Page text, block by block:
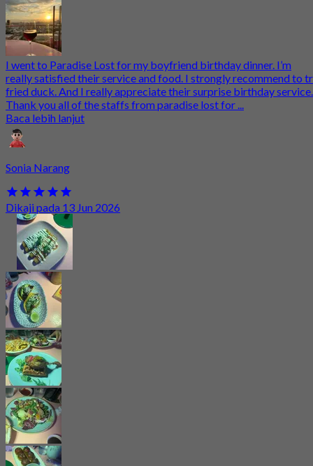
I went to Paradise Lost for my boyfriend birthday dinner. I’m
really satisfied their service and food. I strongly recommend to
fried duck. And I really appreciate their surprise birthday service.
Thank you all of the staffs from paradise lost for ...
Baca lebih lanjut
Sonia Narang
Dikaji pada 13 Jun 2026